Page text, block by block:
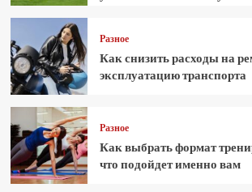
Разное
Как снизить расходы на
эксплуатацию транспорта
Разное
Как выбрать формат
что подойдет именно вам